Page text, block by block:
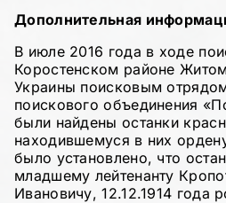
Дополнительная
В июле 2016 года в ходе
Коростенском районе
Украины поисковым
поискового объединения
были найдены останки
находившемуся в них
было установлено, что
младшему лейтенанту
Ивановичу, 12.12.1914 года